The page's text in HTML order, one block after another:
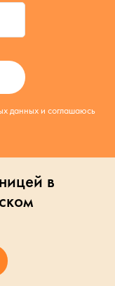
данных и соглашаюсь
в